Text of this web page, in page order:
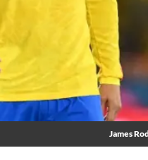
James